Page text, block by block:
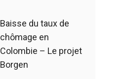
Baisse du taux de
chômage en
Colombie – Le projet
Borgen